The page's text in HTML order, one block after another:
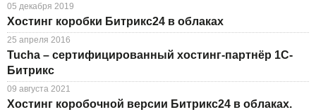
05 декабря 2019
Хостинг коробки Битрикс24 в облаках
25 апреля 2016
Tucha – сертифицированный хостинг-партнёр 1С-
Битрикс
09 августа 2021
Хостинг коробочной версии Битрикс24 в облаках.